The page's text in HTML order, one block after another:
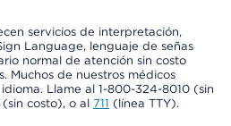
servicios de interpretación,
Language, lenguaje de señas
normal de atención sin costo
Muchos de nuestros médicos
Llame al 1-800-324-8010 (sin
costo), o al 711 (línea TTY).